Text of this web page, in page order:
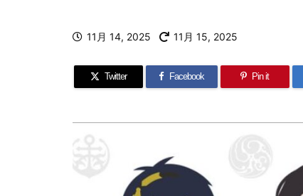
11月 14, 2025 11月 15, 2025
Twitter Facebook Pin it